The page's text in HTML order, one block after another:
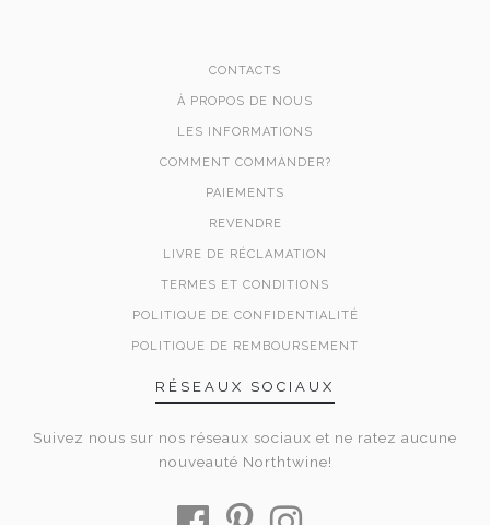
CONTACTS
À PROPOS DE NOUS
LES INFORMATIONS
COMMENT COMMANDER?
PAIEMENTS
REVENDRE
LIVRE DE RÉCLAMATION
TERMES ET CONDITIONS
POLITIQUE DE CONFIDENTIALITÉ
POLITIQUE DE REMBOURSEMENT
RÉSEAUX SOCIAUX
Suivez nous sur nos réseaux sociaux et ne ratez aucune
nouveauté Northtwine!